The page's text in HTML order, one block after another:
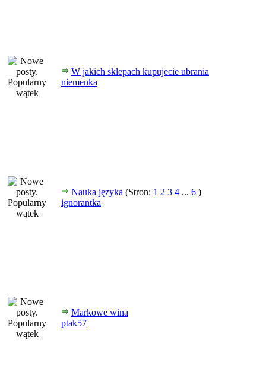
W jakich sklepach kupujecie ubrania
niemenka
Nauka języka (Stron: 1 2 3 4 ... 6 )
ignorantka
Markowe wina
ptak57